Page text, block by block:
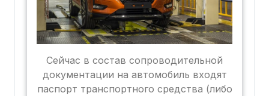
Сейчас в состав сопроводительной
документации на автомобиль входят
паспорт транспортного средства (либо